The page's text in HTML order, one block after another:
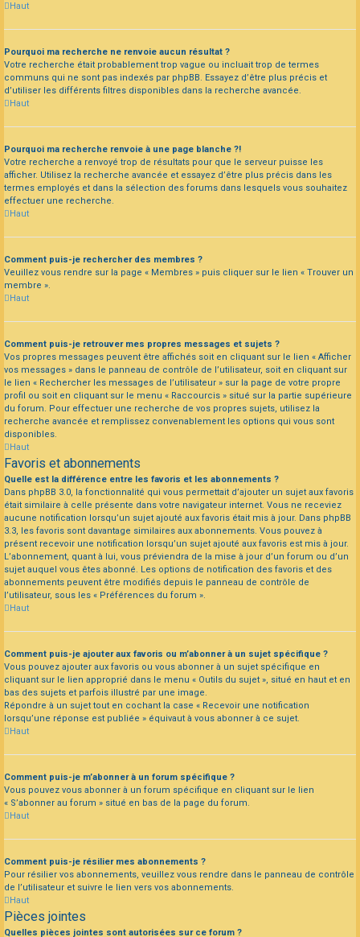
Haut
Pourquoi ma recherche ne renvoie aucun résultat ?
Votre recherche était probablement trop vague ou incluait trop de termes
communs qui ne sont pas indexés par phpBB. Essayez d’être plus précis et
d’utiliser les différents filtres disponibles dans la recherche avancée.
Haut
Pourquoi ma recherche renvoie à une page blanche ?!
Votre recherche a renvoyé trop de résultats pour que le serveur puisse les
afficher. Utilisez la recherche avancée et essayez d’être plus précis dans les
termes employés et dans la sélection des forums dans lesquels vous souhaitez
effectuer une recherche.
Haut
Comment puis-je rechercher des membres ?
Veuillez vous rendre sur la page « Membres » puis cliquer sur le lien « Trouver un
membre ».
Haut
Comment puis-je retrouver mes propres messages et sujets ?
Vos propres messages peuvent être affichés soit en cliquant sur le lien « Afficher
vos messages » dans le panneau de contrôle de l’utilisateur, soit en cliquant sur
le lien « Rechercher les messages de l’utilisateur » sur la page de votre propre
profil ou soit en cliquant sur le menu « Raccourcis » situé sur la partie supérieure
du forum. Pour effectuer une recherche de vos propres sujets, utilisez la
recherche avancée et remplissez convenablement les options qui vous sont
disponibles.
Haut
Favoris et abonnements
Quelle est la différence entre les favoris et les abonnements ?
Dans phpBB 3.0, la fonctionnalité qui vous permettait d’ajouter un sujet aux favoris
était similaire à celle présente dans votre navigateur internet. Vous ne receviez
aucune notification lorsqu’un sujet ajouté aux favoris était mis à jour. Dans phpBB
3.3, les favoris sont davantage similaires aux abonnements. Vous pouvez à
présent recevoir une notification lorsqu’un sujet ajouté aux favoris est mis à jour.
L’abonnement, quant à lui, vous préviendra de la mise à jour d’un forum ou d’un
sujet auquel vous êtes abonné. Les options de notification des favoris et des
abonnements peuvent être modifiés depuis le panneau de contrôle de
l’utilisateur, sous les « Préférences du forum ».
Haut
Comment puis-je ajouter aux favoris ou m’abonner à un sujet spécifique ?
Vous pouvez ajouter aux favoris ou vous abonner à un sujet spécifique en
cliquant sur le lien approprié dans le menu « Outils du sujet », situé en haut et en
bas des sujets et parfois illustré par une image.
Répondre à un sujet tout en cochant la case « Recevoir une notification
lorsqu’une réponse est publiée » équivaut à vous abonner à ce sujet.
Haut
Comment puis-je m’abonner à un forum spécifique ?
Vous pouvez vous abonner à un forum spécifique en cliquant sur le lien
« S’abonner au forum » situé en bas de la page du forum.
Haut
Comment puis-je résilier mes abonnements ?
Pour résilier vos abonnements, veuillez vous rendre dans le panneau de contrôle
de l’utilisateur et suivre le lien vers vos abonnements.
Haut
Pièces jointes
Quelles pièces jointes sont autorisées sur ce forum ?